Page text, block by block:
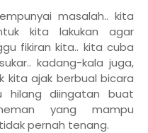
masalah.. kita
kita lakukan agar
fikiran kita.. kita cuba
kadang-kala juga,
kita ajak berbual bicara
hilang diingatan buat
yang mampu
pernah tenang.